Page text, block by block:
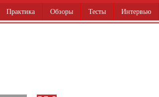
Практика Обзоры Тесты Интервью